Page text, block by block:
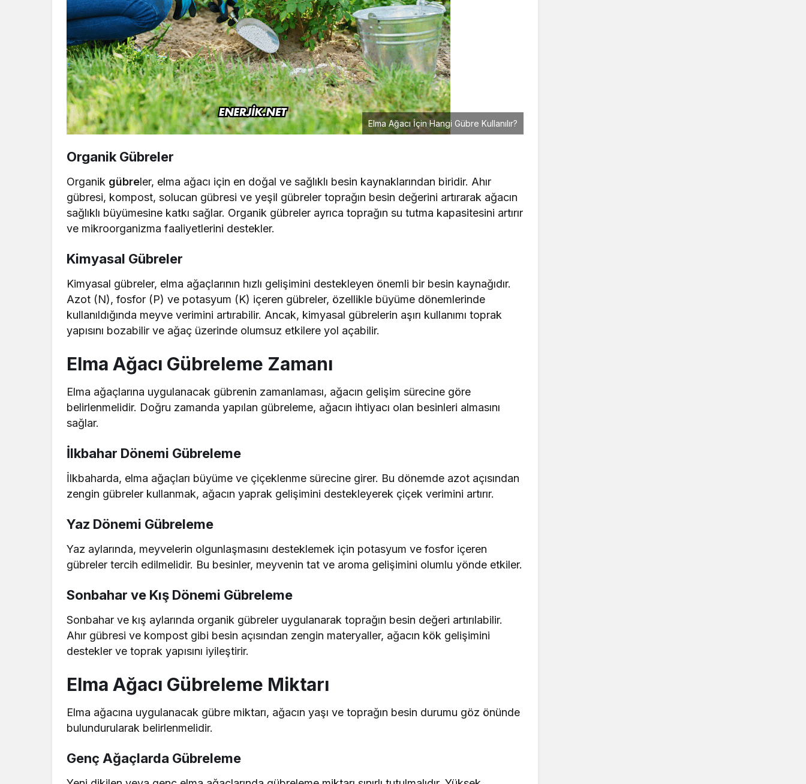
Elma Ağacı İçin Hangi Gübre Kullanılır?
Organik Gübreler
Organik gübreler, elma ağacı için en doğal ve sağlıklı besin kaynaklarından biridir. Ahır
gübresi, kompost, solucan gübresi ve yeşil gübreler toprağın besin değerini artırarak ağacın
sağlıklı büyümesine katkı sağlar. Organik gübreler ayrıca toprağın su tutma kapasitesini artırır
ve mikroorganizma faaliyetlerini destekler.
Kimyasal Gübreler
Kimyasal gübreler, elma ağaçlarının hızlı gelişimini destekleyen önemli bir besin kaynağıdır.
Azot (N), fosfor (P) ve potasyum (K) içeren gübreler, özellikle büyüme dönemlerinde
kullanıldığında meyve verimini artırabilir. Ancak, kimyasal gübrelerin aşırı kullanımı toprak
yapısını bozabilir ve ağaç üzerinde olumsuz etkilere yol açabilir.
Elma Ağacı Gübreleme Zamanı
Elma ağaçlarına uygulanacak gübrenin zamanlaması, ağacın gelişim sürecine göre
belirlenmelidir. Doğru zamanda yapılan gübreleme, ağacın ihtiyacı olan besinleri almasını
sağlar.
İlkbahar Dönemi Gübreleme
İlkbaharda, elma ağaçları büyüme ve çiçeklenme sürecine girer. Bu dönemde azot açısından
zengin gübreler kullanmak, ağacın yaprak gelişimini destekleyerek çiçek verimini artırır.
Yaz Dönemi Gübreleme
Yaz aylarında, meyvelerin olgunlaşmasını desteklemek için potasyum ve fosfor içeren
gübreler tercih edilmelidir. Bu besinler, meyvenin tat ve aroma gelişimini olumlu yönde etkiler.
Sonbahar ve Kış Dönemi Gübreleme
Sonbahar ve kış aylarında organik gübreler uygulanarak toprağın besin değeri artırılabilir.
Ahır gübresi ve kompost gibi besin açısından zengin materyaller, ağacın kök gelişimini
destekler ve toprak yapısını iyileştirir.
Elma Ağacı Gübreleme Miktarı
Elma ağacına uygulanacak gübre miktarı, ağacın yaşı ve toprağın besin durumu göz önünde
bulundurularak belirlenmelidir.
Genç Ağaçlarda Gübreleme